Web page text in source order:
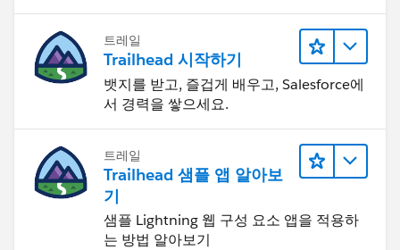
트레일
Trailhead 시작하기
뱃지를 받고, 즐겁게 배우고, Salesforce에
서 경력을 쌓으세요.
트레일
Trailhead 샘플 앱 알아보
기
샘플 Lightning 웹 구성 요소 앱을 적용하
는 방법 알아보기